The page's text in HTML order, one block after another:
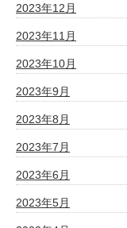
2023年12月
2023年11月
2023年10月
2023年9月
2023年8月
2023年7月
2023年6月
2023年5月